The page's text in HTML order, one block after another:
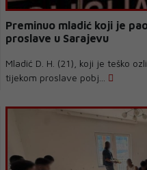
Preminuo mladić koji je
proslave u Sarajevu
Mladić D. H. (21), koji je teško
tijekom proslave pobj...